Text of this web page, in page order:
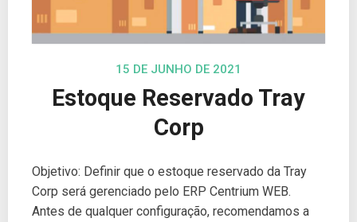
15 DE JUNHO DE 2021
Estoque Reservado Tray
Corp
Objetivo: Definir que o estoque reservado da Tray
Corp será gerenciado pelo ERP Centrium WEB.
Antes de qualquer configuração, recomendamos a